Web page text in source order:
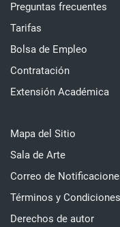
Preguntas frecuentes
Tarifas
Bolsa de Empleo
Contratación
Extensión Académica
Mapa del Sitio
Sala de Arte
Correo de
Términos y Condiciones
Derechos de autor